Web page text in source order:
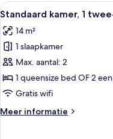
Alle
foto's
voor
Standaard
kamer,
1
twee-
2
14
Standaard kamer, 1
14 m²
1 slaapkamer
Max. aantal: 2
1 queensize bed OF 2
Gratis wifi
Meer informatie
Meer